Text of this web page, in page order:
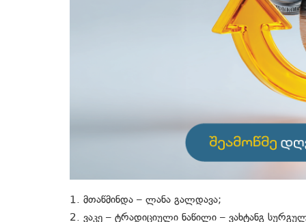
1. მთაწმინდა – ლანა გალდავა;
2. ვაკე – ტრადიციული ნაწილი – ვახტანგ